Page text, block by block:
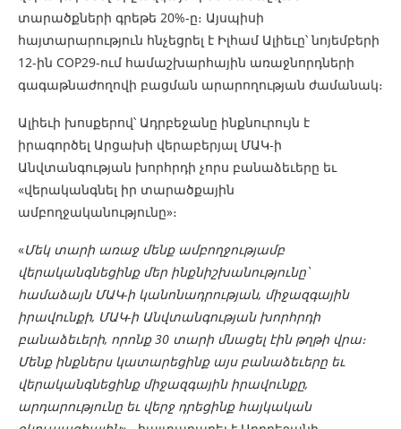
տարածքների գրեթե 20%-ը։ Այսպիսի
հայտարարություն հնչեցրել է Իլհամ Ալիեւը՝ նոյեմբերի
12-ին COP29-ում համաշխարհային առաջնորդների
գագաթնաժողովի բացման արարողության ժամանակ։
Ալիեւի խոսքերով՝ Ադրբեջանը ինքնուրույն է
իրագործել Արցախի վերաբերյալ ՄԱԿ-ի
Անվտանգության խորհրդի չորս բանաձեւերը եւ
«վերականգնել իր տարածքային
ամբողջականությունը»։
«Մեկ տարի առաջ մենք ամբողջությամբ
վերականգնեցինք մեր ինքնիշխանությունը՝
համաձայն ՄԱԿ-ի կանոնադրության, միջազգային
իրավունքի, ՄԱԿ-ի Անվտանգության խորհրդի
բանաձեւերի, որոնք 30 տարի մնացել էին թղթի վրա։
Մենք ինքներս կատարեցինք այս բանաձեւերը եւ
վերականգնեցինք միջազգային իրավունքը,
արդարությունը եւ վերջ դրեցինք հայկական